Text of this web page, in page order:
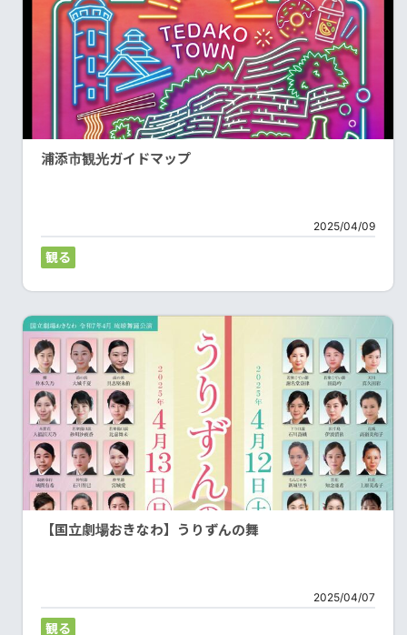
浦添市観光ガイドマップ
2025/04/09
観る
【国立劇場おきなわ】うりずんの舞
2025/04/07
観る